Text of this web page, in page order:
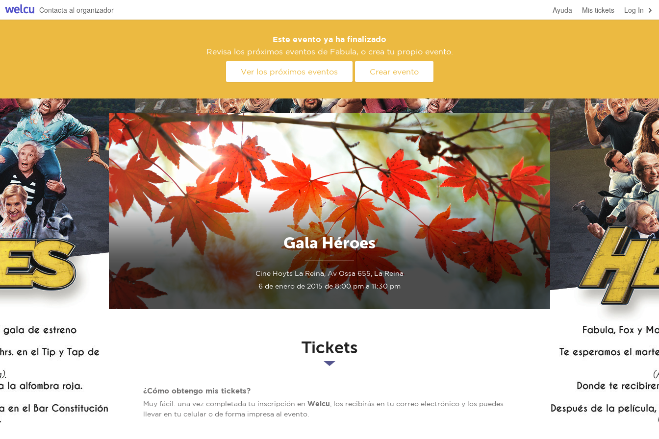
Log In
Mis tickets
Ayuda
Contacta al organizador
Este evento ya ha finalizado
Revisa los próximos eventos de Fabula, o crea tu propio evento.
Ver los próximos eventos Crear evento
Gala Héroes
Cine Hoyts La Reina, Av Ossa 655, La Reina
6 de enero de 2015 de 8:00 pm a 11:30 pm
Tickets
¿Cómo obtengo mis tickets?
Muy fácil: una vez completada tu inscripción en Welcu , los recibirás en tu correo electrónico y los puedes
llevar en tu celular o de forma impresa al evento.